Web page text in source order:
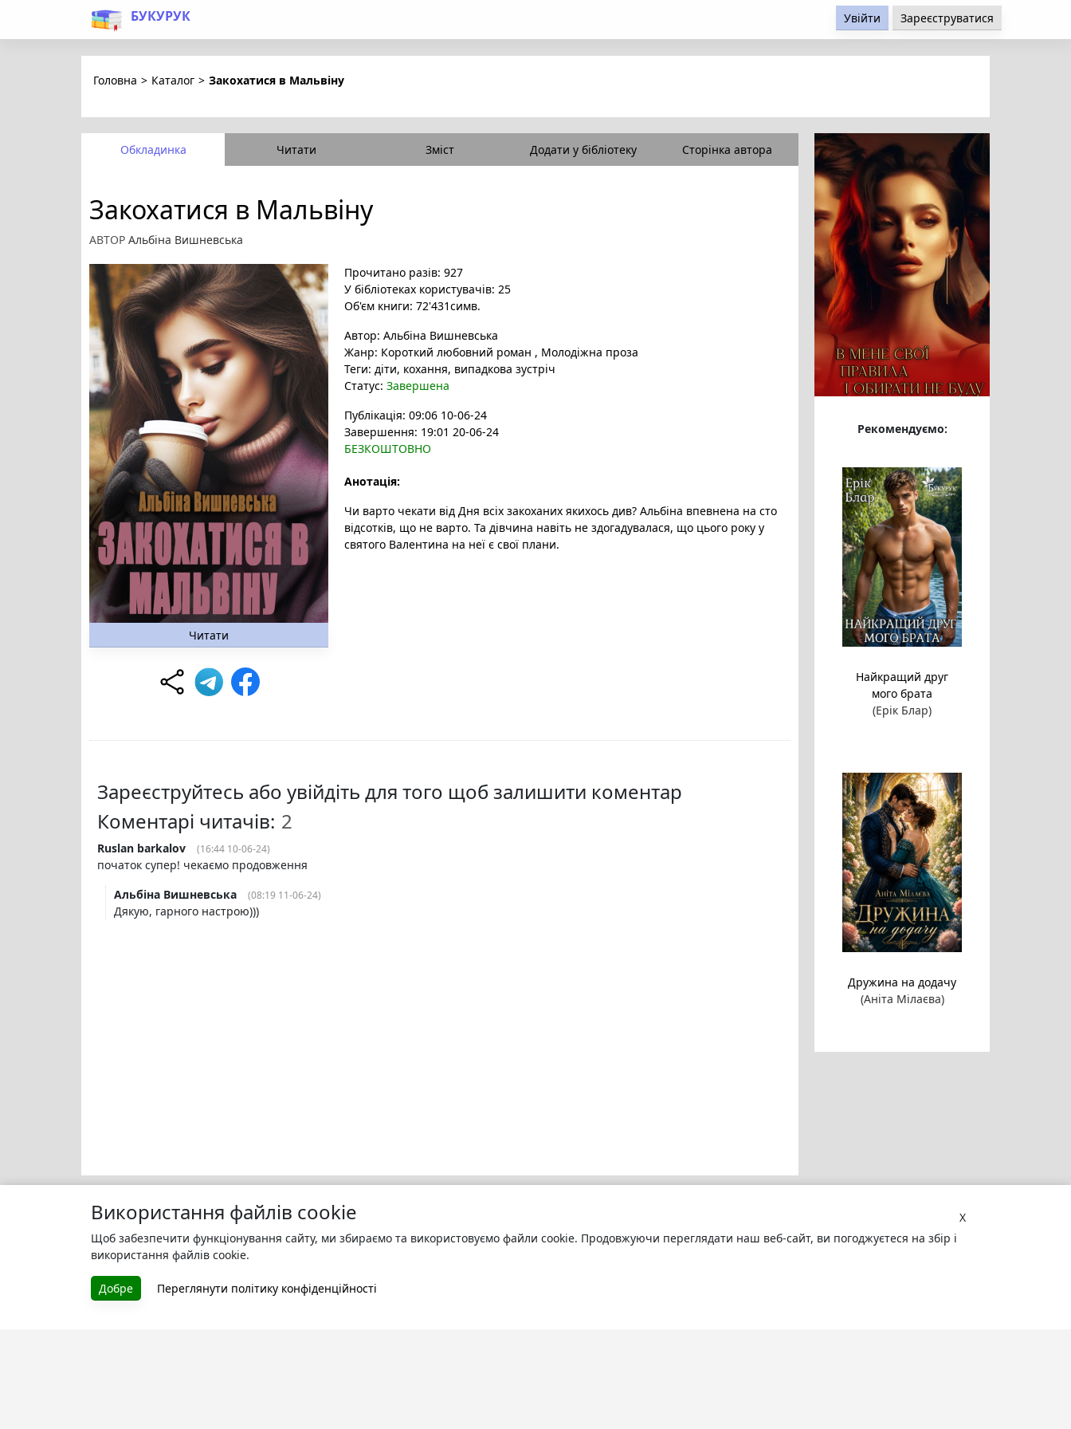
БУКУРУК Увійти Зареєструватися
Головна > Каталог > Закохатися в Мальвіну
Обкладинка Читати Зміст Додати у бібліотеку Сторінка автора
Закохатися в Мальвіну
АВТОР Альбіна Вишневська
Читати
Прочитано разів: 927
У бібліотеках користувачів: 25
Об'єм книги: 72'431симв.
Автор: Альбіна Вишневська
Жанр: Короткий любовний роман , Молодіжна проза
Теги: діти, кохання, випадкова зустріч
Статус: Завершена
Публікація: 09:06 10-06-24
Завершення: 19:01 20-06-24
БЕЗКОШТОВНО
Анотація:
Чи варто чекати від Дня всіх закоханих якихось див? Альбіна впевнена на сто
відсотків, що не варто. Та дівчина навіть не здогадувалася, що цього року у
святого Валентина на неї є свої плани.
Зареєструйтесь або увійдіть для того щоб залишити коментар
Коментарі читачів:
Ruslan barkalov (16:44 10-06-24)
початок супер! чекаємо продовження
Альбіна Вишневська
(08:19 11-06-24)
Дякую, гарного настрою)))
Рекомендуємо:
Найкращий друг
мого брата
(Ерік Блар)
Дружина на додачу
(Аніта Мілаєва)
X
Використання файлів cookie
Щоб забезпечити функціонування сайту, ми збираємо та використовуємо файли cookie. Продовжуючи переглядати наш веб-сайт, ви погоджуєтеся на збір і
використання файлів cookie.
Добре Переглянути політику конфіденційності
БУКУРУК
Літературна платформа і бібліотека
книг, які можна безкоштовно
Моя бібліотека
улюблені книги онлайн
Про сервіс